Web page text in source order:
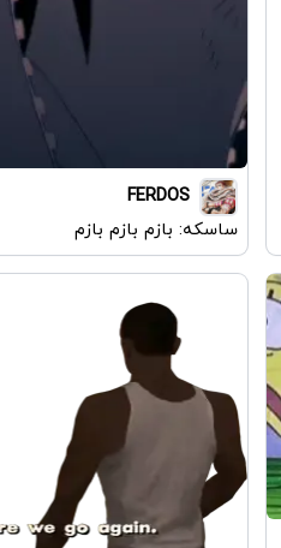
FERDOS
ساسکه: بازم بازم بازم